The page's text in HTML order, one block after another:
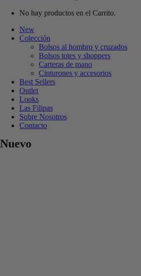
No hay productos en el Carrito.
New
Colección
Bolsos al hombro y cruzados
Bolsos totes y shoppers
Carteras de mano
Cinturones y accesorios
Best Sellers
Outlet
Looks
Las Filipas
Sobre Nosotros
Contacto
Nuevo